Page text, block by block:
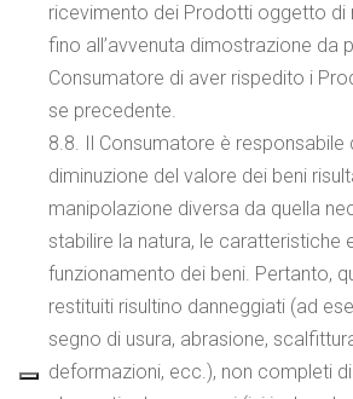
ricevimento dei Prodotti oggetto di
fino all’avvenuta dimostrazione da
Consumatore di aver rispedito i
se precedente.
8.8. Il Consumatore è responsabile
diminuzione del valore dei beni
manipolazione diversa da quella
stabilire la natura, le caratteristiche
funzionamento dei beni. Pertanto,
restituiti risultino danneggiati (ad
segno di usura, abrasione,
deformazioni, ecc.), non completi